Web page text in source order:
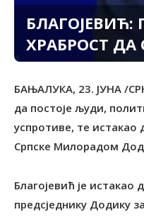
ХРАБРОСТ ДА
БАЊАЛУКА, 23. ЈУНА /
да постоје људи,
успротиве, те истакао
Српске Милорадом
Благојевић је
предсједнику Додику